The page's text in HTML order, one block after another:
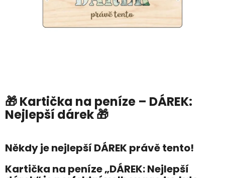
🎁 Kartička na peníze – DÁREK:
Nejlepší dárek 🎁
Někdy je nejlepší DÁREK právě tento!
Kartička na peníze „DÁREK: Nejlepší